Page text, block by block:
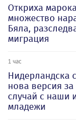
Откриха
множество
Бяла,
миграция
1 час
Нидерландска
нова версия за
случай с наши
младежи